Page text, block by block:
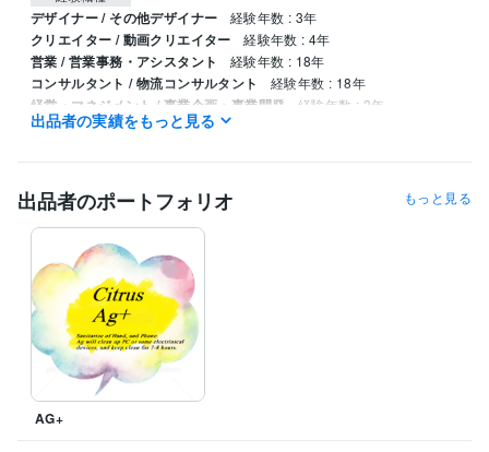
デザイナー / その他デザイナー 経験年数 : 3年
クリエイター / 動画クリエイター 経験年数 : 4年
営業 / 営業事務・アシスタント 経験年数 : 18年
コンサルタント / 物流コンサルタント 経験年数 : 18年
経営・マネジメント / 事業企画・事業開発 経験年数 : 3年
(株)スターエキスプレス 2008年2月 ~ 現在
受賞歴
日本の今後の高校での英語教育について
資格・検定
TOEIC 取得年 : 1998年
ビジネス・クリエイティブツール
PowerPoint:6年ChatGPT:1年
その他ツール
貿易 輸出 輸入:15年
出品者の実績をもっと見る
出品者のポートフォリオ もっと見る
AG+